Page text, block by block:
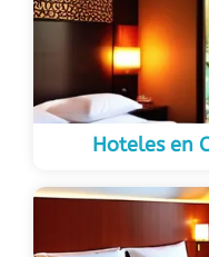
Hoteles en